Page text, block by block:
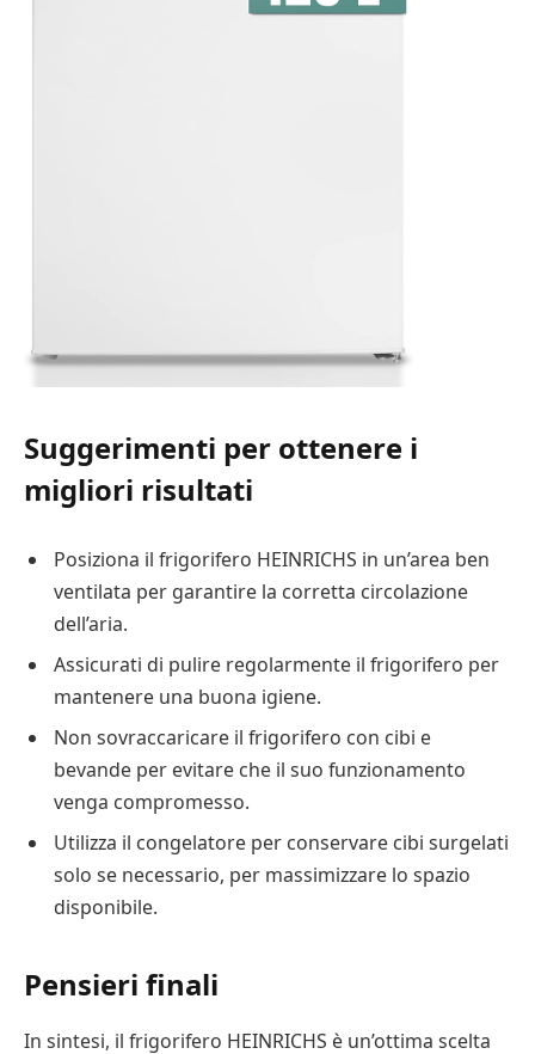
Suggerimenti per ottenere i
migliori risultati
Posiziona il frigorifero HEINRICHS in un’area ben
ventilata per garantire la corretta circolazione
dell’aria.
Assicurati di pulire regolarmente il frigorifero per
mantenere una buona igiene.
Non sovraccaricare il frigorifero con cibi e
bevande per evitare che il suo funzionamento
venga compromesso.
Utilizza il congelatore per conservare cibi surgelati
solo se necessario, per massimizzare lo spazio
disponibile.
Pensieri finali
In sintesi, il frigorifero HEINRICHS è un’ottima scelta